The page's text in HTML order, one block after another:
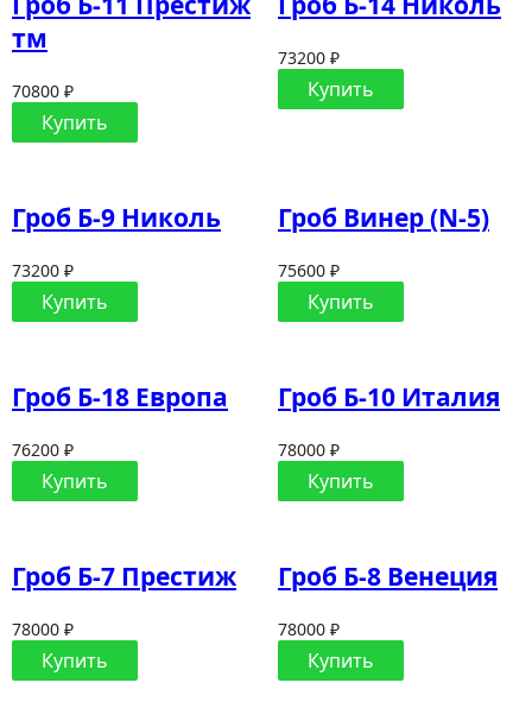
тм
70800 ₽
Купить
73200 ₽
Купить
Гроб Б-9 Николь
73200 ₽
Купить
Гроб Винер (N-5)
75600 ₽
Купить
Гроб Б-18 Европа
76200 ₽
Купить
Гроб Б-10 Италия
78000 ₽
Купить
Гроб Б-7 Престиж
78000 ₽
Купить
Гроб Б-8 Венеция
78000 ₽
Купить